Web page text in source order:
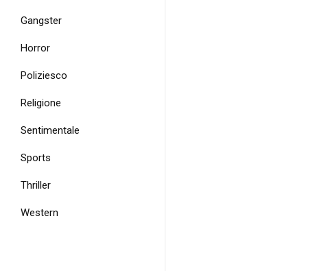
Gangster
Horror
Poliziesco
Religione
Sentimentale
Sports
Thriller
Western